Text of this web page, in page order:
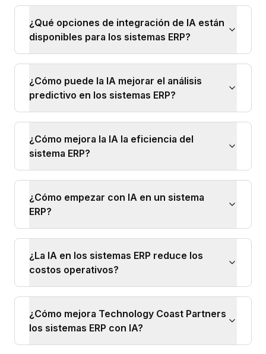
¿Qué opciones de integración de IA están
disponibles para los sistemas ERP?
¿Cómo puede la IA mejorar el análisis
predictivo en los sistemas ERP?
¿Cómo mejora la IA la eficiencia del
sistema ERP?
¿Cómo empezar con IA en un sistema
ERP?
¿La IA en los sistemas ERP reduce los
costos operativos?
¿Cómo mejora Technology Coast Partners
los sistemas ERP con IA?